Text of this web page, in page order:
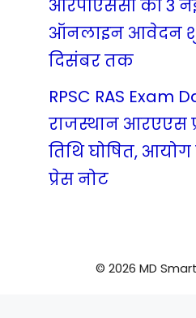
आरपीएससी की 3
ऑनलाइन आवेदन
दिसंबर तक
RPSC RAS Exam
राजस्थान आरएएस
तिथि घोषित,
प्रेस नोट
© 2026 MD